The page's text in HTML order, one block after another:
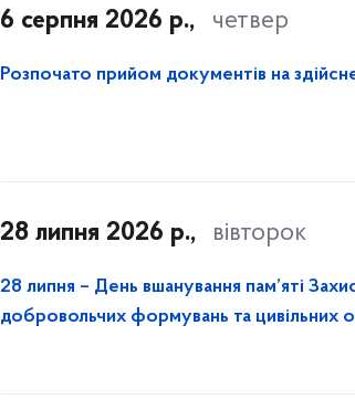
6 серпня 2026 р., четвер
Розпочато прийом документів на
28 липня 2026 р., вівторок
28 липня – День вшанування пам’яті
добровольчих формувань та цивільних